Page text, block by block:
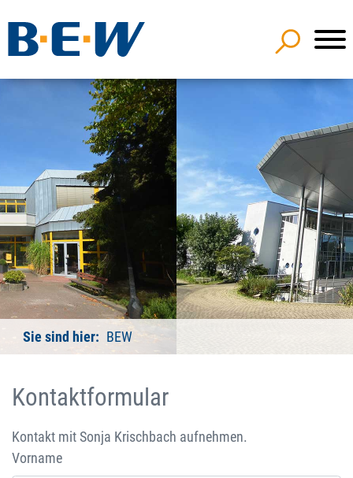
Sie sind hier: BEW
Kontaktformular
Kontakt mit Sonja Krischbach aufnehmen.
Vorname